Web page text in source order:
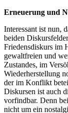
Erneuerung und
Interessant ist nun,
beiden
Friedensdiskurs im
gewaltfreien und
Zustandes, im
Wiederherstellung
der im Konflikt
Diskursen ist auch
vorfindbar. Denn
nicht um ein